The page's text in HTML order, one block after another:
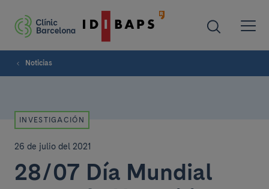
Noticias
INVESTIGACIÓN
26 de julio del 2021
28/07 Día Mundial